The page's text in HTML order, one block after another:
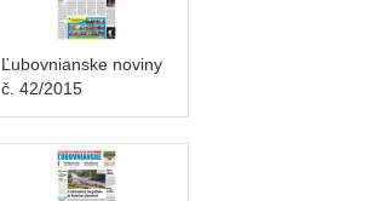
Ľubovnianske noviny
č. 42/2015